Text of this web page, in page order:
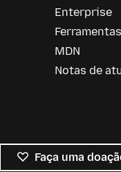
Enterprise
Ferramentas
MDN
Notas de
Faça uma